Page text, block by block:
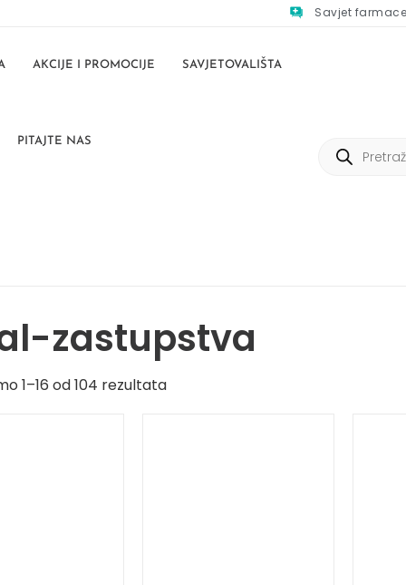
Savjet
AKCIJE I PROMOCIJE SAVJETOVALIŠTA
PITAJTE NAS
zastupstva
1–16 od 104 rezultata